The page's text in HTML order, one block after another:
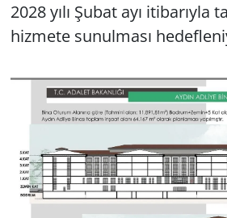
2028 yılı Şubat ayı itibarıyla
hizmete sunulması